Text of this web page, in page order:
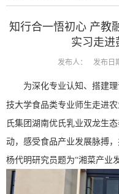
知行合一悟初心 产
实习走
发布人： 发布日
为深化专业认知、搭建理
技大学食品类专业师生走进
氏集团湖南优氏乳业双龙生
动，感受食品产业发展脉搏
杨代明研究员题为“湘菜产业